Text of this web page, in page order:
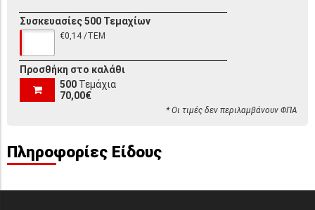
Συσκευασίες 500 Τεμαχίων
€0,14 /ΤΕΜ
Προσθήκη στο καλάθι
500 Τεμάχια
70,00€
* Οι τιμές δεν περιλαμβάνουν ΦΠΑ
Πληροφορίες Είδους